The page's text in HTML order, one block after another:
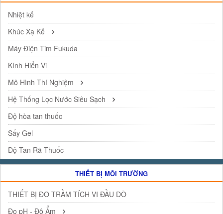
Nhiệt kế
Khúc Xạ Kế
Máy Điện Tim Fukuda
Kính Hiển Vi
Mô Hình Thí Nghiệm
Hệ Thống Lọc Nước Siêu Sạch
Độ hòa tan thuốc
Sấy Gel
Độ Tan Rã Thuốc
THIẾT BỊ MÔI TRƯỜNG
THIẾT BỊ ĐO TRẦM TÍCH VI ĐẦU DÒ
Đo pH - Độ Ẩm